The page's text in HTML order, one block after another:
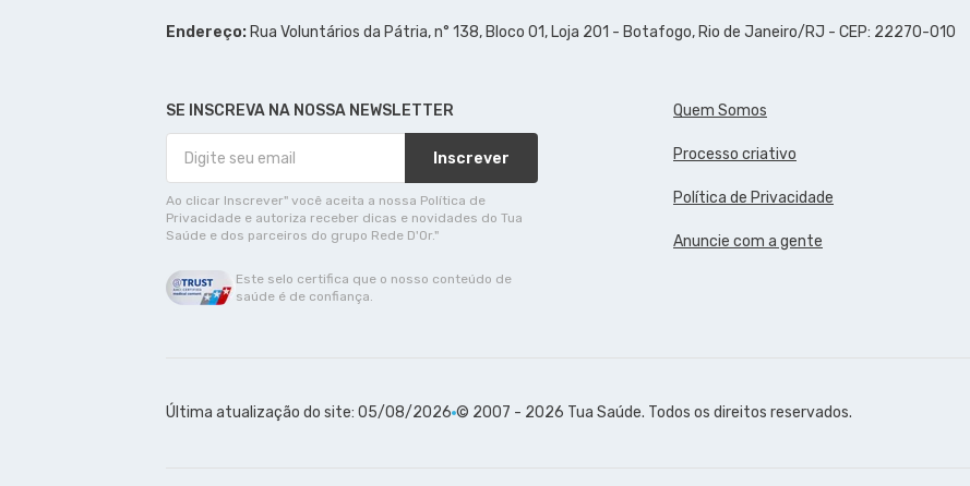
Endereço: Rua Voluntários da Pátria, n° 138, Bloco 01, Loja 201 - Botafogo, Rio de Janeiro/RJ - CEP: 22270-010
SE INSCREVA NA NOSSA NEWSLETTER
Inscrever
Ao clicar Inscrever" você aceita a nossa Política de
Privacidade e autoriza receber dicas e novidades do Tua
Saúde e dos parceiros do grupo Rede D'Or."
Quem Somos
Processo criativo
Política de Privacidade
Anuncie com a gente
Este selo certifica que o nosso conteúdo de
saúde é de confiança.
Última atualização do site: 05/08/2026 © 2007 - 2026 Tua Saúde. Todos os direitos reservados.